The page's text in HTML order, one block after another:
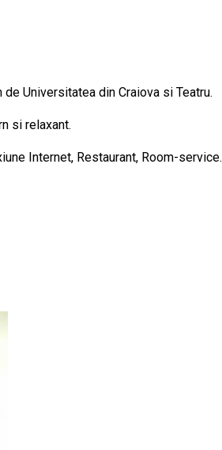
Universitatea din Craiova si Teatru.
si relaxant.
Internet, Restaurant, Room-service.